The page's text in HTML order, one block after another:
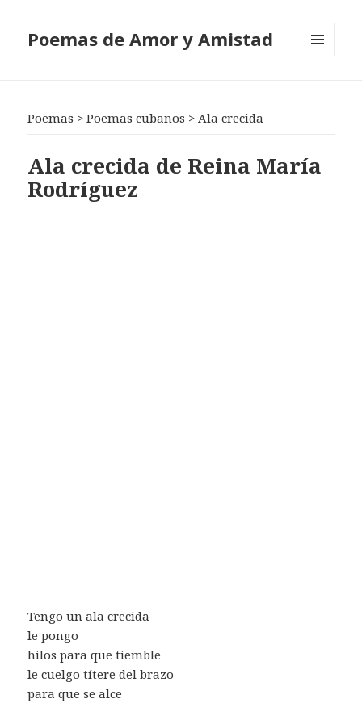
Poemas de Amor y Amistad
Poemas >Poemas cubanos >Ala crecida
Ala crecida de Reina María
Rodríguez
Tengo un ala crecida
le pongo
hilos para que tiemble
le cuelgo títere del brazo
para que se alce